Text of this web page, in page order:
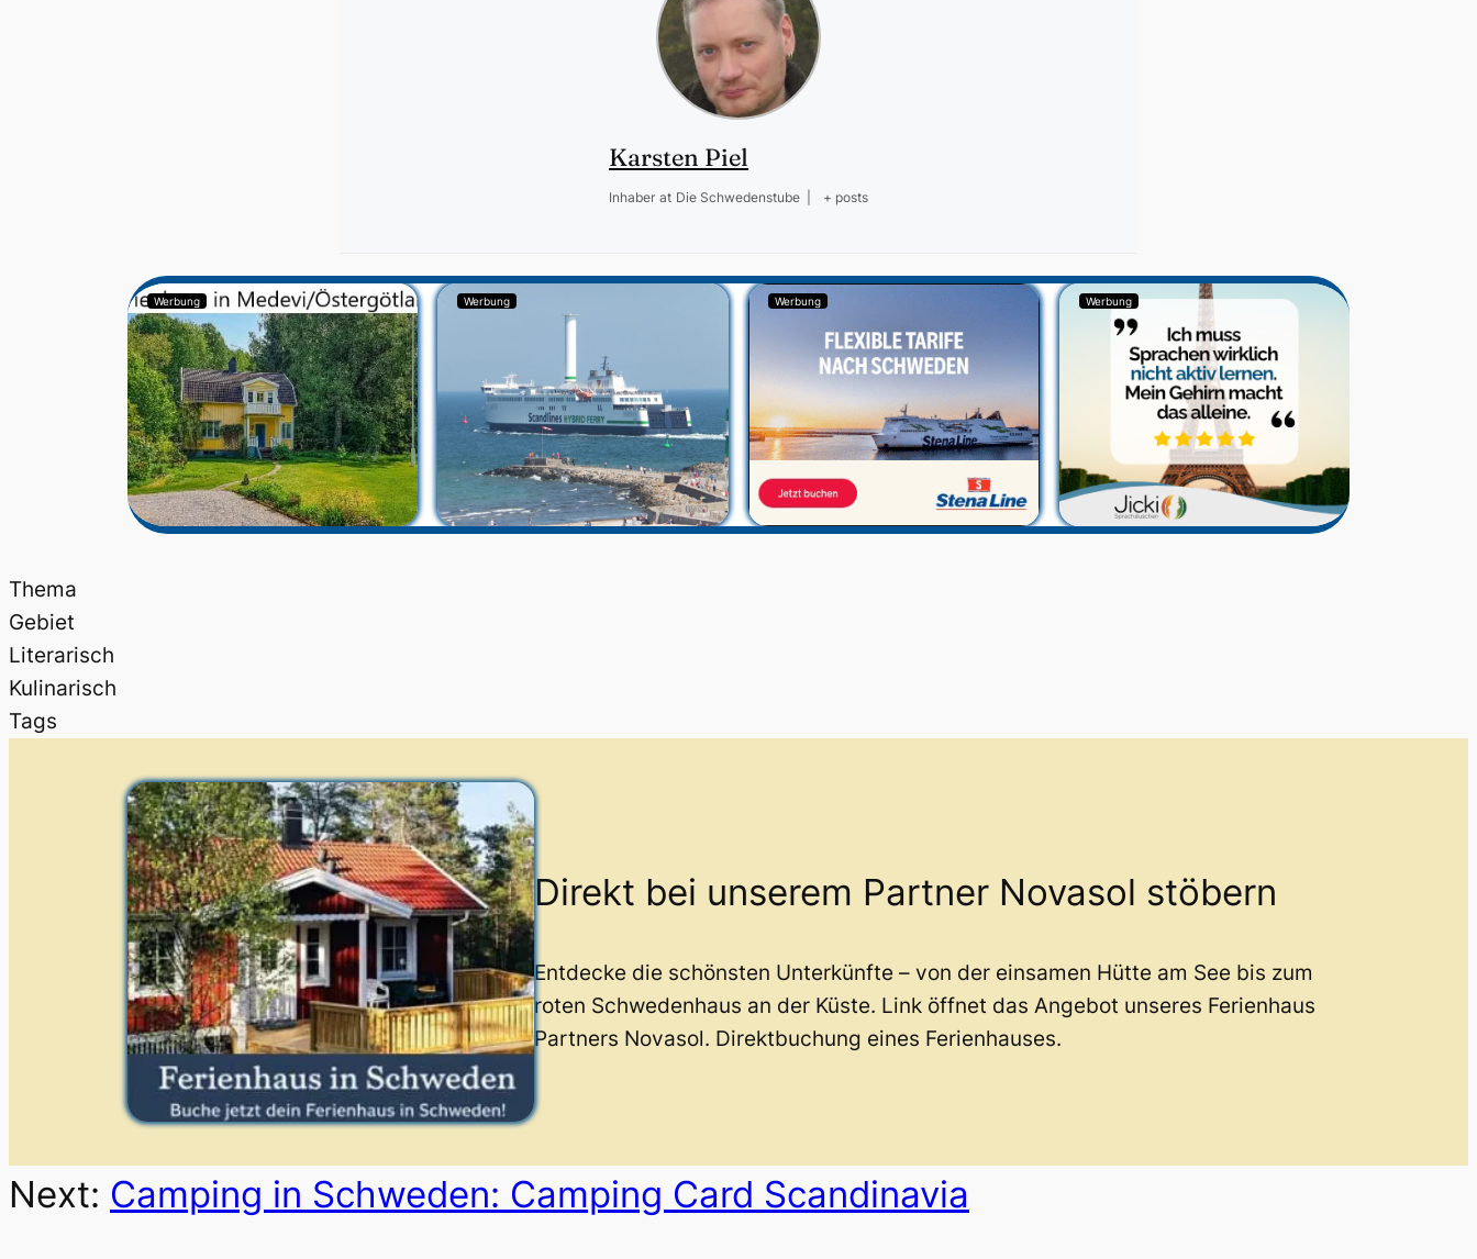
Karsten Piel
Inhaber at Die Schwedenstube + posts
Werbung Werbung Werbung Werbung
Thema
Gebiet
Literarisch
Kulinarisch
Tags
Direkt bei unserem Partner Novasol stöbern
Entdecke die schönsten Unterkünfte – von der einsamen Hütte am See bis zum
roten Schwedenhaus an der Küste. Link öffnet das Angebot unseres Ferienhaus
Partners Novasol. Direktbuchung eines Ferienhauses.
Next: Camping in Schweden: Camping Card Scandinavia